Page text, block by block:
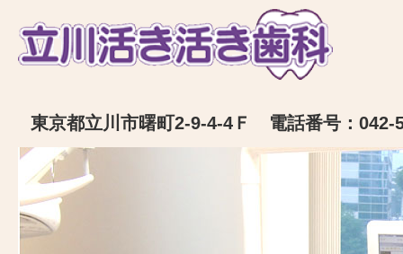
東京都立川市曙町2-9-4-4Ｆ 電話番号：042-